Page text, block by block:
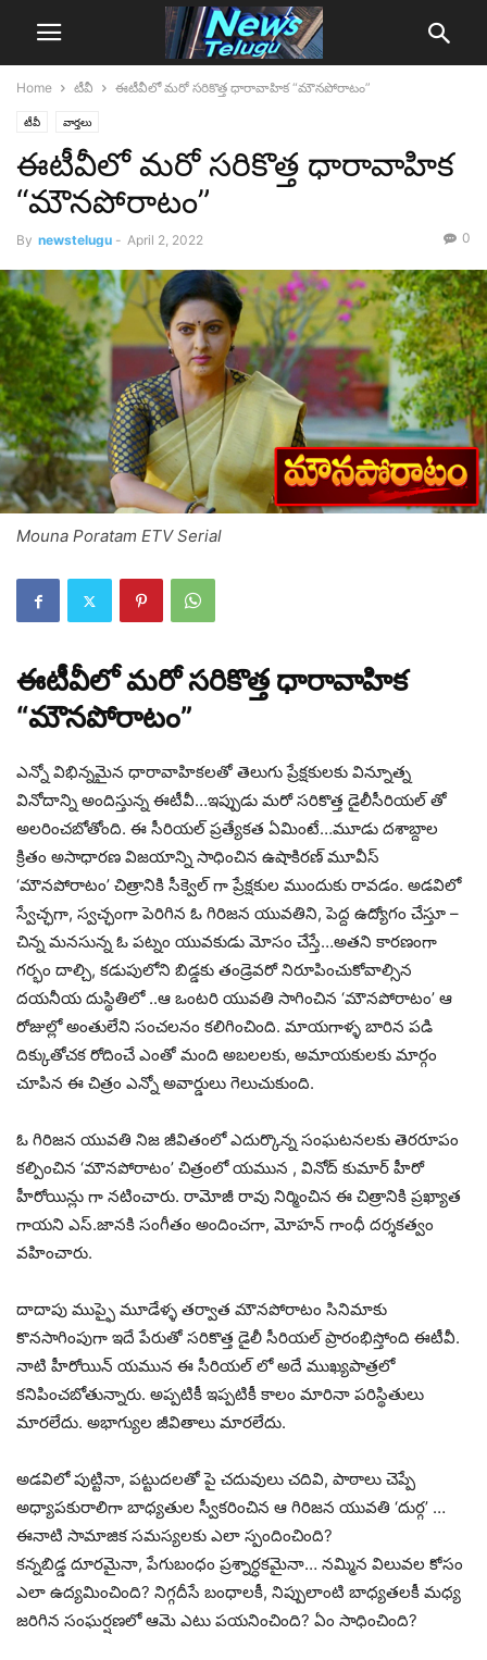
Home టీవీ ఈటీవీలో మరో సరికొత్త ధారావాహిక “మౌనపోరాటం”
టీవీ వార్తలు
ఈటీవీలో మరో సరికొత్త ధారావాహిక
“మౌనపోరాటం”
By newstelugu - April 2, 2022 0
Mouna Poratam ETV Serial
ఈటీవీలో మరో సరికొత్త ధారావాహిక
“మౌనపోరాటం”
ఎన్నో విభిన్నమైన ధారావాహికలతో తెలుగు ప్రేక్షకులకు విన్నూత్న
వినోదాన్ని అందిస్తున్న ఈటీవీ…ఇప్పుడు మరో సరికొత్త డైలీసీరియల్ తో
అలరించబోతోంది. ఈ సీరియల్ ప్రత్యేకత ఏమింటే…మూడు దశాబ్దాల
క్రితం అసాధారణ విజయాన్ని సాధించిన ఉషాకిరణ్ మూవీస్
‘మౌనపోరాటం’ చిత్రానికి సీక్వెల్ గా ప్రేక్షకుల ముందుకు రావడం. అడవిలో
స్వేచ్ఛగా, స్వచ్ఛంగా పెరిగిన ఓ గిరిజన యువతిని, పెద్ద ఉద్యోగం చేస్తూ –
చిన్న మనసున్న ఓ పట్నం యువకుడు మోసం చేస్తే…అతని కారణంగా
గర్భం దాల్చి, కడుపులోని బిడ్డకు తండ్రెవరో నిరూపించుకోవాల్సిన
దయనీయ దుస్థితిలో ..ఆ ఒంటరి యువతి సాగించిన ‘మౌనపోరాటం’ ఆ
రోజుల్లో అంతులేని సంచలనం కలిగించింది. మాయగాళ్ళ బారిన పడి
దిక్కుతోచక రోదించే ఎంతో మంది అబలలకు, అమాయకులకు మార్గం
చూపిన ఈ చిత్రం ఎన్నో అవార్డులు గెలుచుకుంది.
ఓ గిరిజన యువతి నిజ జీవితంలో ఎదుర్కొన్న సంఘటనలకు తెరరూపం
కల్పించిన ‘మౌనపోరాటం’ చిత్రంలో యమున , వినోద్ కుమార్ హీరో
హీరోయిన్లు గా నటించారు. రామోజీ రావు నిర్మించిన ఈ చిత్రానికి ప్రఖ్యాత
గాయని ఎస్.జానకి సంగీతం అందించగా, మోహన్ గాంధీ దర్శకత్వం
వహించారు.
దాదాపు ముప్ఫై మూడేళ్ళ తర్వాత మౌనపోరాటం సినిమాకు
కొనసాగింపుగా ఇదే పేరుతో సరికొత్త డైలీ సీరియల్ ప్రారంభిస్తోంది ఈటీవీ.
నాటి హీరోయిన్ యమున ఈ సీరియల్ లో అదే ముఖ్యపాత్రలో
కనిపించబోతున్నారు. అప్పటికీ ఇప్పటికీ కాలం మారినా పరిస్థితులు
మారలేదు. అభాగ్యుల జీవితాలు మారలేదు.
అడవిలో పుట్టినా, పట్టుదలతో పై చదువులు చదివి, పాఠాలు చెప్పే
అధ్యాపకురాలిగా బాధ్యతుల స్వీకరించిన ఆ గిరిజన యువతి ‘దుర్గ’ …
ఈనాటి సామాజిక సమస్యలకు ఎలా స్పందించింది?
కన్నబిడ్డ దూరమైనా, పేగుబంధం ప్రశ్నార్ధకమైనా… నమ్మిన విలువల కోసం
ఎలా ఉద్యమించింది? నిగ్గదీసే బంధాలకీ, నిప్పులాంటి బాధ్యతలకీ మధ్య
జరిగిన సంఘర్షణలో ఆమె ఎటు పయనించింది? ఏం సాధించింది?